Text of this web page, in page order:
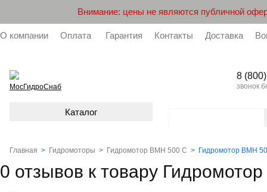
Внимание: цены не являются публичной
О компании Оплата Гарантия Контакты Доставка
МосГидроСнаб
8
звонок
Каталог
Главная > Гидромоторы > Гидромотор BMH 500 C > Гидромотор BMH
0 отзывов к товару